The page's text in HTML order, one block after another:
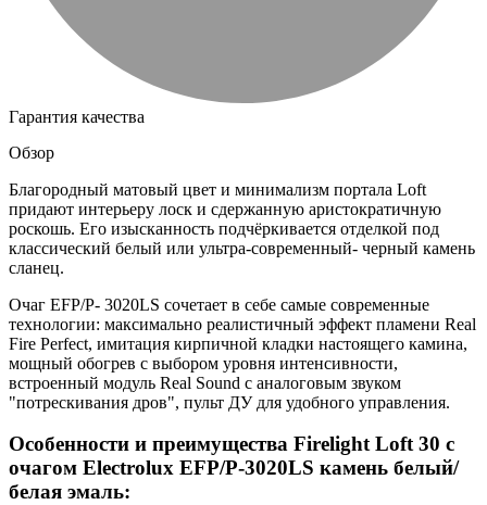
Гарантия качества
Обзор
Благородный матовый цвет и минимализм портала Loft
придают интерьеру лоск и сдержанную аристократичную
роскошь. Его изысканность подчёркивается отделкой под
классический белый или ультра-современный- черный камень
сланец.
Очаг EFP/P- 3020LS сочетает в себе самые современные
технологии: максимально реалистичный эффект пламени Real
Fire Perfect, имитация кирпичной кладки настоящего камина,
мощный обогрев с выбором уровня интенсивности,
встроенный модуль Real Sound с аналоговым звуком
"потрескивания дров", пульт ДУ для удобного управления.
Особенности и преимущества Firelight Loft 30 с
очагом Electrolux EFP/P-3020LS камень белый/
белая эмаль: